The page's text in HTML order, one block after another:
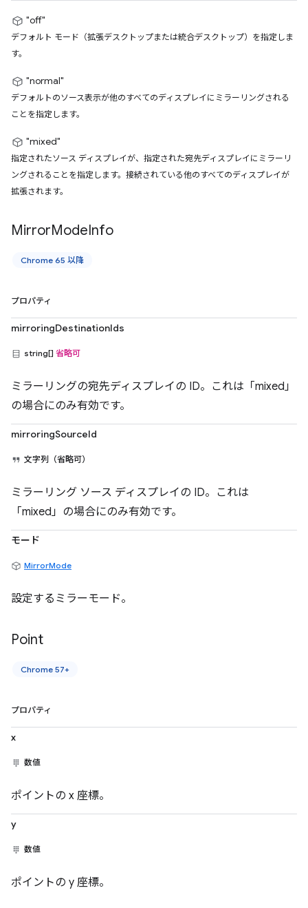
"off"
デフォルト モード（拡張デスクトップまたは統合デスクトップ）を指定しま
す。
"normal"
デフォルトのソース表示が他のすべてのディスプレイにミラーリングされる
ことを指定します。
"mixed"
指定されたソース ディスプレイが、指定された宛先ディスプレイにミラーリ
ングされることを指定します。接続されている他のすべてのディスプレイが
拡張されます。
MirrorModeInfo
Chrome 65 以降
プロパティ
mirroringDestinationIds
string[] 省略可
ミラーリングの宛先ディスプレイの ID。これは「mixed」
の場合にのみ有効です。
mirroringSourceId
文字列（省略可）
ミラーリング ソース ディスプレイの ID。これは
「mixed」の場合にのみ有効です。
モード
MirrorMode
設定するミラーモード。
Point
Chrome 57+
プロパティ
x
数値
ポイントの x 座標。
y
数値
ポイントの y 座標。